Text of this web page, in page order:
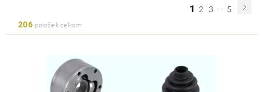
1 2 3 ... 5
206položiek celkom